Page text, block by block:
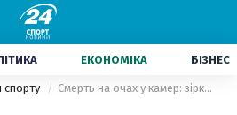
ЕКОНОМІКА БІЗНЕС
спорту Смерть на очах у камер: зірка спортивної риболовлі трагічно загинув під час зйомок